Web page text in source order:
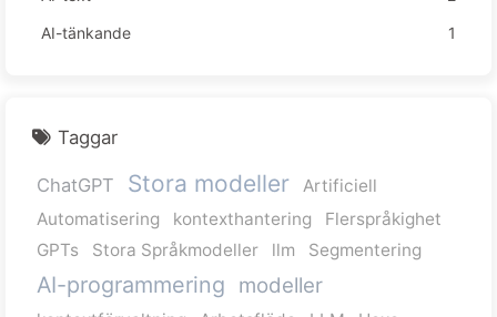
AI-tänkande
1
Taggar
ChatGPT Stora modeller
Artificiell
Automatisering
kontexthantering
Flerspråkighet
GPTs
Stora Språkmodeller llm Segmentering
AI-programmering modeller